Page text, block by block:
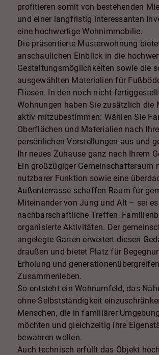
profitieren somit von bestehenden
und einer langfristig interessanten
eine hochwertige Wohnimmobilie.
Die präsentierte Musterwohnung
anschaulichen Einblick in die
Gestaltungsmöglichkeiten sowie die
ausgewählten Materialien für
Fliesen. In den noch nicht
Wohnungen haben Sie zusätzlich die
aktiv mitzubestimmen: Wählen Sie
Oberflächen und Materialien nach
persönlichen Vorstellungen aus und
Ihr neues Zuhause ganz nach Ihrem
Ein großzügiger Gemeinschaftsraum
nutzbarer Funktion sowie eine
Außenterrasse schaffen Raum für
Miteinander von Jung und Alt – sei
nachbarschaftliche Treffen,
organisierte Aktivitäten. Der
angelegte Garten erweitert diesen
draußen und bietet Platz für
Erholung und
Zusammenleben.
So entsteht ein Wohnumfeld, das
ohne Selbstständigkeit
Menschen, die in familiärer
möchten und gleichzeitig ihre
bewahren wollen.
Auch technisch erfüllt das Objekt